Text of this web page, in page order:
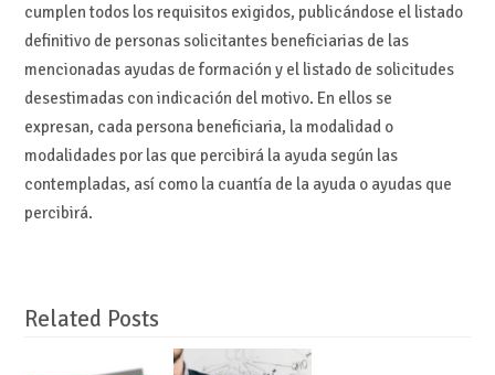
cumplen todos los requisitos exigidos, publicándose el listado
definitivo de personas solicitantes beneficiarias de las
mencionadas ayudas de formación y el listado de solicitudes
desestimadas con indicación del motivo. En ellos se
expresan, cada persona beneficiaria, la modalidad o
modalidades por las que percibirá la ayuda según las
contempladas, así como la cuantía de la ayuda o ayudas que
percibirá.
Related Posts